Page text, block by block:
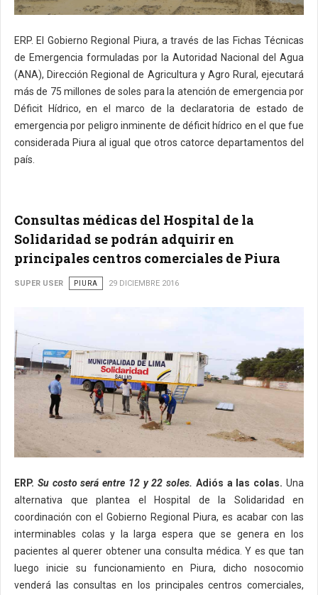
ERP. El Gobierno Regional Piura, a través de las Fichas Técnicas
de Emergencia formuladas por la Autoridad Nacional del Agua
(ANA), Dirección Regional de Agricultura y Agro Rural, ejecutará
más de 75 millones de soles para la atención de emergencia por
Déficit Hídrico, en el marco de la declaratoria de estado de
emergencia por peligro inminente de déficit hídrico en el que fue
considerada Piura al igual que otros catorce departamentos del
país.
Consultas médicas del Hospital de la
Solidaridad se podrán adquirir en
principales centros comerciales de Piura
SUPER USER PIURA 29 DICIEMBRE 2016
ERP. Su costo será entre 12 y 22 soles. Adiós a las colas. Una
alternativa que plantea el Hospital de la Solidaridad en
coordinación con el Gobierno Regional Piura, es acabar con las
interminables colas y la larga espera que se genera en los
pacientes al querer obtener una consulta médica. Y es que tan
luego inicie su funcionamiento en Piura, dicho nosocomio
venderá las consultas en los principales centros comerciales,